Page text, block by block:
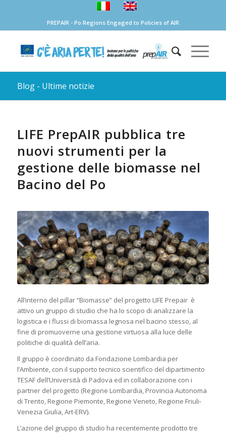
PREPAIR - Po Regions Engaged to Policies of AIR
Blog - Ultime notizie
LIFE PrepAIR pubblica tre
nuovi strumenti per la
gestione delle biomasse nel
Bacino del Po
All’interno del pillar “Biomasse” del progetto LIFE Prepair è
attivo un gruppo di studio che ha lo scopo di analizzare la
logistica e i flussi di biomassa legnosa nel bacino stesso, al
fine di promuoverne una gestione virtuosa alla luce delle
politiche di qualità dell’aria.
Il gruppo è coordinato da Fondazione Lombardia per
l’Ambiente, con il supporto tecnico scientifico del dipartimento
TESAF dell’Università di Padova ed in collaborazione con i
partner del progetto (Regione Lombardia, Provincia Autonoma
di Trento, Regione Piemonte, Regione Veneto, Regione Friuli-
Venezia Giulia, Art-ERV).
L’azione del gruppo di studio ha recentemente prodotto tre